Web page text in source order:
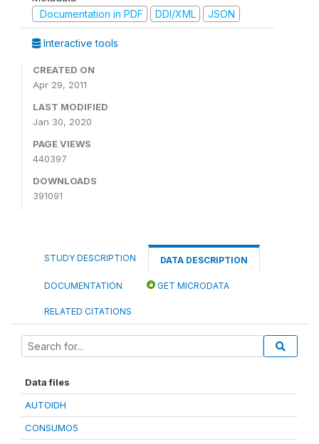
Documentation in PDF
DDI/XML JSON
Interactive tools
CREATED ON
Apr 29, 2011
LAST MODIFIED
Jan 30, 2020
PAGE VIEWS
440397
DOWNLOADS
391091
STUDY DESCRIPTION DATA DESCRIPTION
DOCUMENTATION GET MICRODATA
RELATED CITATIONS
Data files
AUTOIDH
CONSUMO5